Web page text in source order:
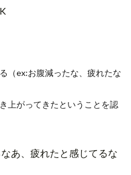
（ex:お腹減ったな、疲れたな
上がってきたということを認
あ、疲れたと感じてるな